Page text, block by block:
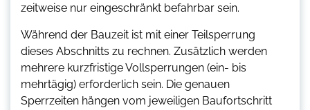
zeitweise nur eingeschränkt befahrbar sein.
Während der Bauzeit ist mit einer Teilsperrung
dieses Abschnitts zu rechnen. Zusätzlich werden
mehrere kurzfristige Vollsperrungen (ein- bis
mehrtägig) erforderlich sein. Die genauen
Sperrzeiten hängen vom jeweiligen Baufortschritt